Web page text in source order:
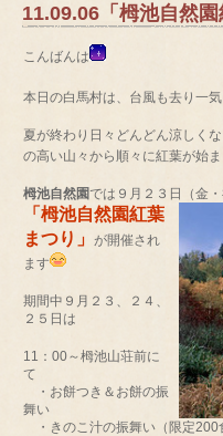
11.09.06「栂池自然園
こんばんは
本日の白馬村は、台風も去り一
夏が終わり日々どんどん涼しく
の高い山々から順々に紅葉が始
栂池自然園では９月２３日（金
「栂池自然園紅葉
まつり 」が開催され
ます
期間中９月２３、２４、
２５日は
11：00～栂池山荘前に
て
・お餅つき＆お餅の振
舞い
・きのこ汁の振舞い（限定200